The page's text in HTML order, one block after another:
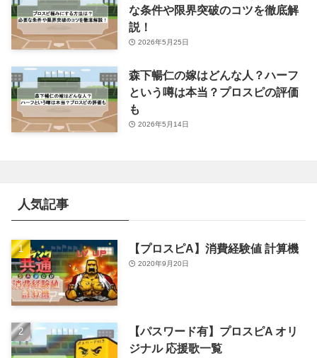
な条件や限界突破のコツを徹底解
説！
2026年5月25日
森下暢仁の嫁はどんな人？ハーフ
という噂は本当？プロスピの評価
も
2026年5月14日
人気記事
【プロスピA】消費経験値 計算機
2020年9月20日
【パスワード有】プロスピA オリ
ジナル 応援歌一覧